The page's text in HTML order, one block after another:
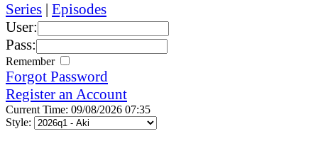
Series | Episodes
User:
Pass:
Remember
Forgot Password
Register an Account
Current Time: 09/08/2026 07:35
Style: